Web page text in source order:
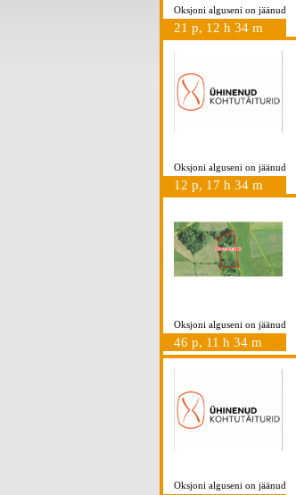
Oksjoni alguseni on jäänud
21 p, 12 h 34 m
Oksjoni alguseni on jäänud
12 p, 17 h 34 m
Oksjoni alguseni on jäänud
46 p, 11 h 34 m
Oksjoni alguseni on jäänud